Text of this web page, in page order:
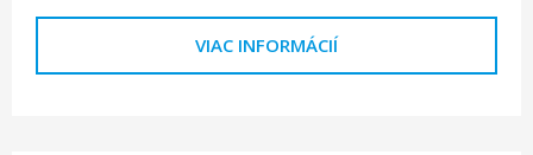
VIAC INFORMÁCIÍ